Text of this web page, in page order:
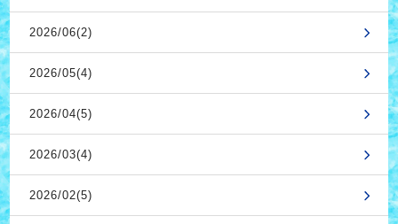
2026/06(2)
2026/05(4)
2026/04(5)
2026/03(4)
2026/02(5)